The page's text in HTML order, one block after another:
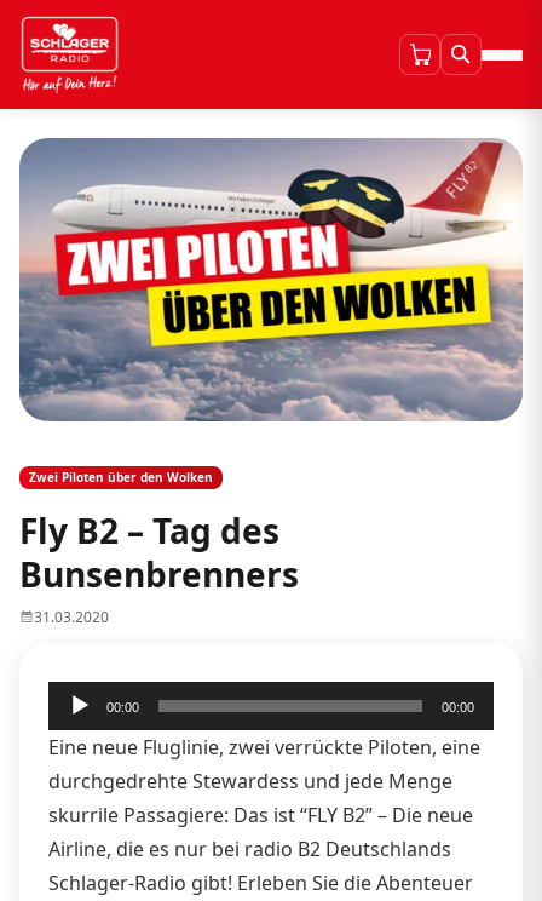
Zwei Piloten über den Wolken
Fly B2 – Tag des
Bunsenbrenners
31.03.2020
Audio-
Player
00:00 00:00
Eine neue Fluglinie, zwei verrückte Piloten, eine
durchgedrehte Stewardess und jede Menge
skurrile Passagiere: Das ist “FLY B2” – Die neue
Airline, die es nur bei radio B2 Deutschlands
Schlager-Radio gibt! Erleben Sie die Abenteuer